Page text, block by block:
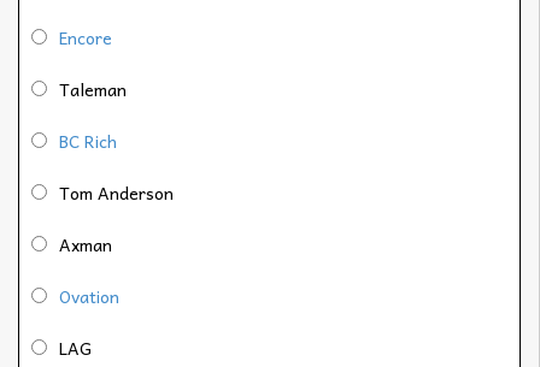
Encore
Taleman
BC Rich
Tom Anderson
Axman
Ovation
LAG